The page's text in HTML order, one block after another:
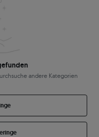
andere Kategorien